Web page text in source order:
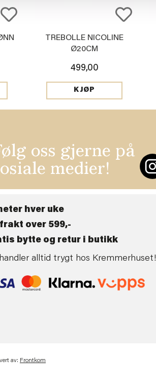
TREBOLLE NICOLINE
Ø20CM
499,00
KJØP
oss gjerne på
medier!
hver uke
over 599,-
bytte og retur i butikk
alltid trygt hos Kremmerhuset!
av: Frontkom